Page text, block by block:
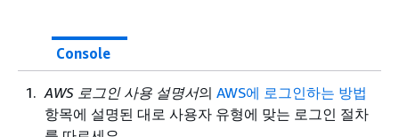
Console
AWS 로그인 사용 설명서의 AWS에 로그인하는 방법
항목에 설명된 대로 사용자 유형에 맞는 로그인 절차